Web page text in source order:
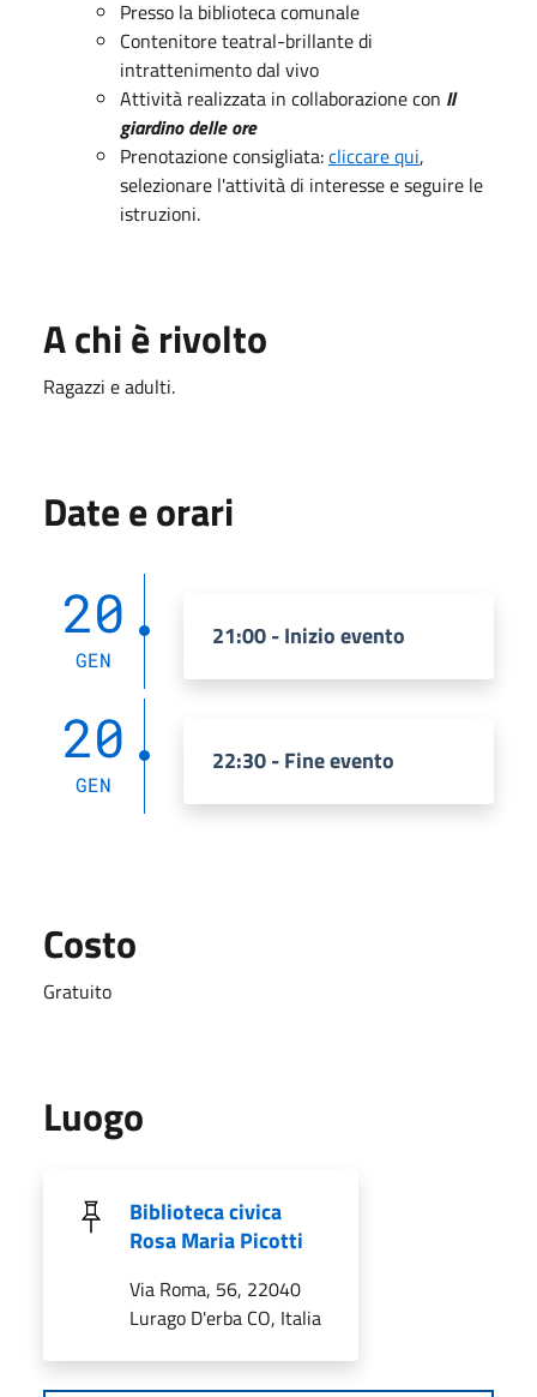
Presso la biblioteca comunale
Contenitore teatral-brillante di
intrattenimento dal vivo
Attività realizzata in collaborazione con Il
giardino delle ore
Prenotazione consigliata:cliccare qui,
selezionare l'attività di interesse e seguire le
istruzioni.
A chi è rivolto
Ragazzi e adulti.
Date e orari
20
GEN
21:00 - Inizio evento
20
GEN
22:30 - Fine evento
Costo
Gratuito
Luogo
Biblioteca civica
Rosa Maria Picotti
Via Roma, 56, 22040
Lurago D'erba CO, Italia